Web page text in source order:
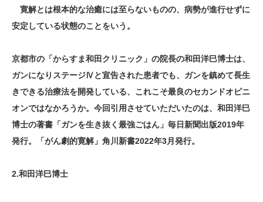
寛解とは根本的な治癒には至らないものの、病勢が進行せずに
安定している状態のことをいう。
京都市の「からすま和田クリニック」の院長の和田洋巳博士は、
ガンになりステージⅣと宣告された患者でも、ガンを鎮めて長生
きできる治療法を開発している、これこそ最良のセカンドオピニ
オンではなかろうか。今回引用させていただいたのは、和田洋巳
博士の著書「ガンを生き抜く最強ごはん」毎日新聞出版2019年
発行。「がん劇的寛解」角川新書2022年3月発行。
2.和田洋巳博士